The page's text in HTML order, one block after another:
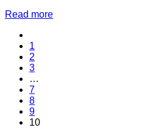
Read more
1
2
3
…
7
8
9
10